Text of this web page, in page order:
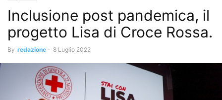
Inclusione post pandemica, il
progetto Lisa di Croce Rossa.
By redazione - 8 Luglio 2022